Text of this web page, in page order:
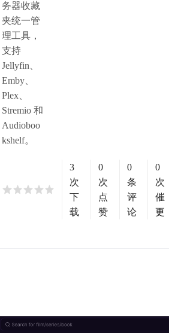
务器收藏
夹统一管
理工具，
支持
Jellyfin、
Emby、
Plex、
Stremio 和
Audioboo
kshelf。
3
次
下
载
0
次
点
赞
0
条
评
论
0
次
催
更